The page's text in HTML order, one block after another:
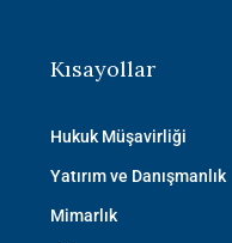
Kısayollar
Hukuk Müşavirliği
Yatırım ve Danışmanlık
Mimarlık